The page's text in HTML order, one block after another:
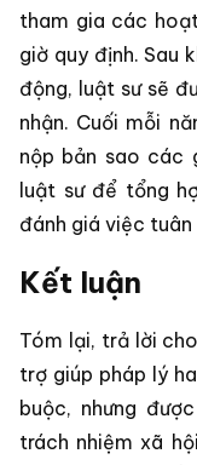
tham gia các
giờ quy định. Sau
động, luật sư sẽ
nhận. Cuối mỗi
nộp bản sao các
luật sư để tổng
đánh giá việc tuân
Kết luận
Tóm lại, trả lời
trợ giúp pháp lý
buộc, nhưng
trách nhiệm xã